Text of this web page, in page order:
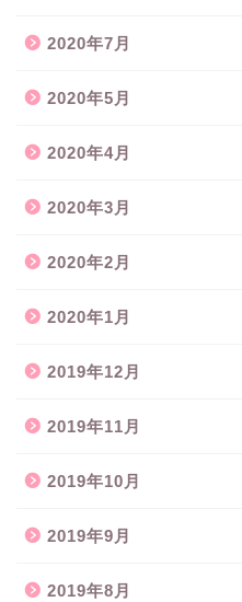
2020年7月
2020年5月
2020年4月
2020年3月
2020年2月
2020年1月
2019年12月
2019年11月
2019年10月
2019年9月
2019年8月